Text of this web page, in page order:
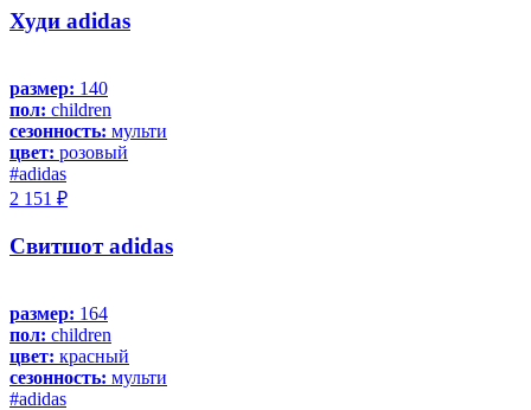
Худи adidas
размер: 140
пол: children
сезонность: мульти
цвет: розовый
#adidas
2 151 ₽
Свитшот adidas
размер: 164
пол: children
цвет: красный
сезонность: мульти
#adidas